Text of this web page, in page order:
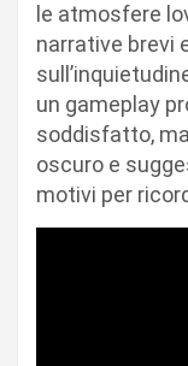
le atmosfere
narrative brevi
un gameplay
soddisfatto,
oscuro e
motivi per